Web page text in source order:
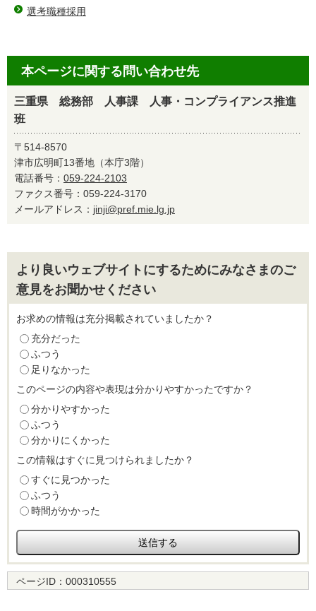
選考職種採用
本ページに関する問い合わせ先
三重県 総務部 人事課 人事・コンプライアンス推進
班
〒514-8570
津市広明町13番地（本庁3階）
電話番号： 059-224-2103
ファクス番号：059-224-3170
メールアドレス： jinji@pref.mie.lg.jp
より良いウェブサイトにするためにみなさまのご
意見をお聞かせください
お求めの情報は充分掲載されていましたか？
充分だった
ふつう
足りなかった
このページの内容や表現は分かりやすかったですか？
分かりやすかった
ふつう
分かりにくかった
この情報はすぐに見つけられましたか？
すぐに見つかった
ふつう
時間がかかった
ページID： 000310555